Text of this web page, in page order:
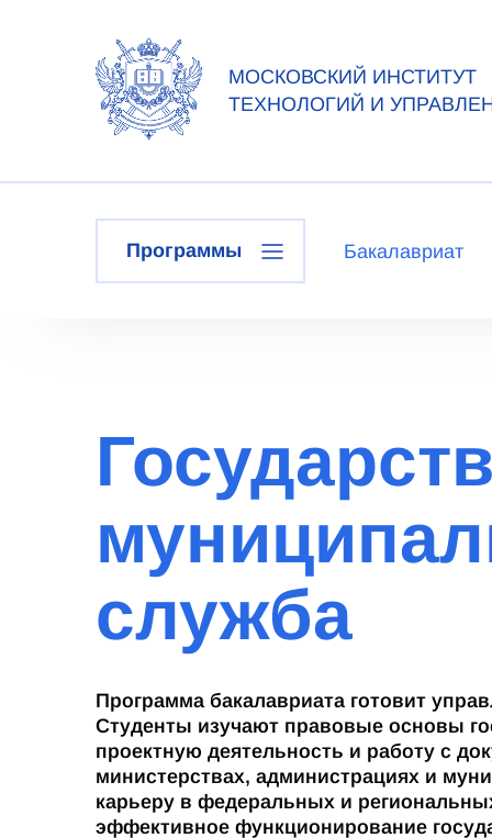
МОСКОВСКИЙ ИНСТИТУТ
ТЕХНОЛОГИЙ И
Программы Бакалавриат
служба
Программа бакалавриата готовит
Студенты изучают правовые основы
проектную деятельность и работу с
министерствах, администрациях и
карьеру в федеральных и
эффективное функционирование